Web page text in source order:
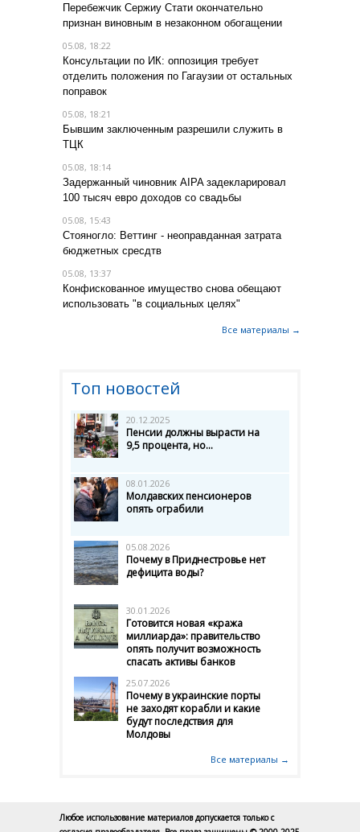
Перебежчик Сержиу Стати окончательно
признан виновным в незаконном обогащении
05.08, 18:22
Консультации по ИК: оппозиция требует
отделить положения по Гагаузии от остальных
поправок
05.08, 18:21
Бывшим заключенным разрешили служить в
ТЦК
05.08, 18:14
Задержанный чиновник AIPA задекларировал
100 тысяч евро доходов со свадьбы
05.08, 15:43
Стояногло: Веттинг - неоправданная затрата
бюджетных сресдтв
05.08, 13:37
Конфискованное имущество снова обещают
использовать "в социальных целях"
Все материалы →
Топ новостей
20.12.2025
Пенсии должны вырасти на
9,5 процента, но...
08.01.2026
Молдавских пенсионеров
опять ограбили
05.08.2026
Почему в Приднестровье нет
дефицита воды?
30.01.2026
Готовится новая «кража
миллиарда»: правительство
опять получит возможность
спасать активы банков
25.07.2026
Почему в украинские порты
не заходят корабли и какие
будут последствия для
Молдовы
Все материалы →
Любое использование материалов допускается только с